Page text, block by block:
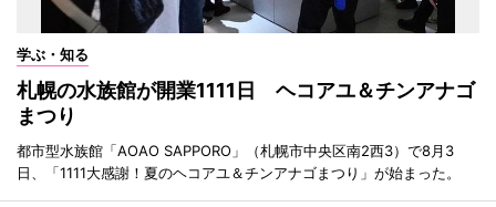
学ぶ・知る
札幌の水族館が開業1111日 ヘコアユ＆チンアナゴ
まつり
都市型水族館「AOAO SAPPORO」（札幌市中央区南2西3）で8月3
日、「1111大感謝！夏のヘコアユ＆チンアナゴまつり」が始まった。